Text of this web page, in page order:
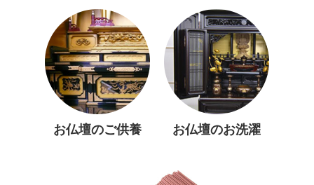
お仏壇のご供養 お仏壇のお洗濯